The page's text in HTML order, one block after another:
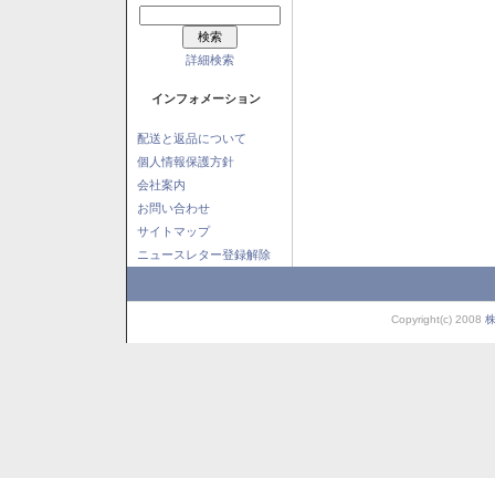
詳細検索
インフォメーション
配送と返品について
個人情報保護方針
会社案内
お問い合わせ
サイトマップ
ニュースレター登録解除
Copyright(c) 2008